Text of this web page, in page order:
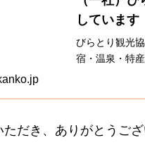
しています
びらとり観光
宿・温泉・特
だき、ありがとうござ